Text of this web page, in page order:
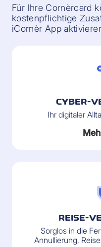
Für Ihre Cornèrcard
kostenpflichtige
iCornèr App
CYBER-
Ihr digitaler
REISE-
Sorglos in die
Annullierung,